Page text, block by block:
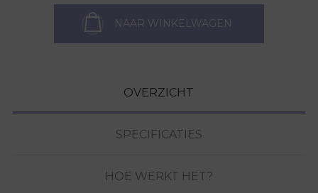
NAAR WINKELWAGEN
OVERZICHT
SPECIFICATIES
HOE WERKT HET?